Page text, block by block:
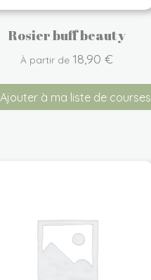
Rosier buff beauty
À partir de 18,90 €
Ajouter à ma liste de courses